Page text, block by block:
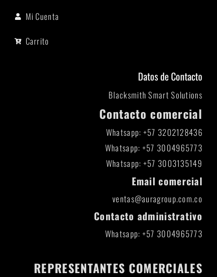
Mi Cuenta
Carrito
Datos de Contacto
Blacksmith Smart Solutions
Contacto comercial
Whatsapp: +57 3202128436
Whatsapp: +57 3004965773
Whatsapp: +57 3003135149
Email comercial
ventas@auragroup.com.co
Contacto administrativo
Whatsapp: +57 3004965773
REPRESENTANTES COMERCIALES